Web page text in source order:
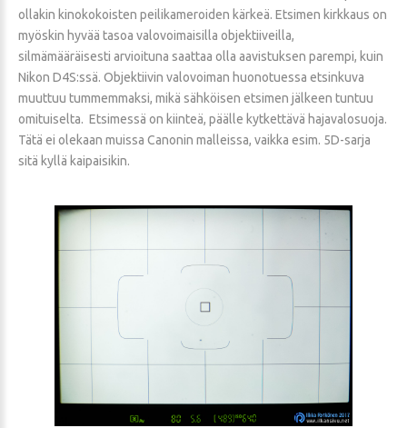
ollakin kinokokoisten peilikameroiden kärkeä. Etsimen kirkkaus on
myöskin hyvää tasoa valovoimaisilla objektiiveilla,
silmämääräisesti arvioituna saattaa olla aavistuksen parempi, kuin
Nikon D4S:ssä. Objektiivin valovoiman huonotuessa etsinkuva
muuttuu tummemmaksi, mikä sähköisen etsimen jälkeen tuntuu
omituiselta. Etsimessä on kiinteä, päälle kytkettävä hajavalosuoja.
Tätä ei olekaan muissa Canonin malleissa, vaikka esim. 5D-sarja
sitä kyllä kaipaisikin.